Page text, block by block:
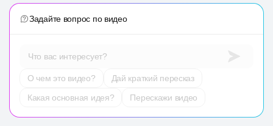
Задайте вопрос по видео
Что вас интересует?
О чем это видео?
Дай краткий пересказ
Какая основная идея?
Перескажи видео